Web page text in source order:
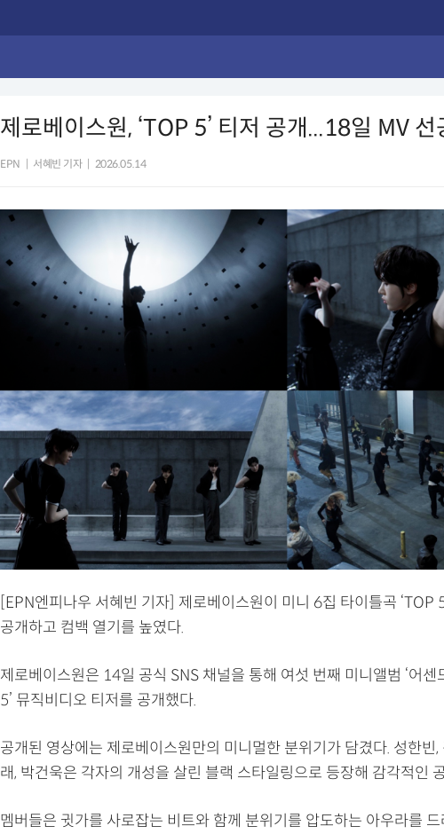
제로베이스원, ‘TOP 5’ 티저 공개...18일 MV 선
EPN 서혜빈 기자 2026.05.14
[EPN엔피나우 서혜빈 기자] 제로베이스원이 미니 6집 타이틀곡 ‘TOP
공개하고 컴백 열기를 높였다.
제로베이스원은 14일 공식 SNS 채널을 통해 여섯 번째 미니앨범 ‘어센
5’ 뮤직비디오 티저를 공개했다.
공개된 영상에는 제로베이스원만의 미니멀한 분위기가 담겼다. 성한빈,
래, 박건욱은 각자의 개성을 살린 블랙 스타일링으로 등장해 감각적인
멤버들은 귓가를 사로잡는 비트와 함께 분위기를 압도하는 아우라를 드